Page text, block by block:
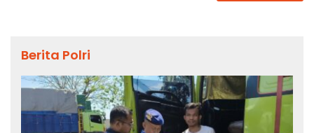
Berita Polri